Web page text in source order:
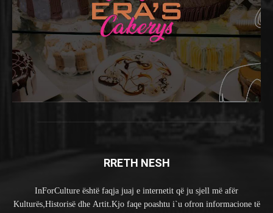
RRETH NESH
InForCulture është faqja juaj e internetit që ju sjell më afër
Kulturës,Historisë dhe Artit.Kjo faqe poashtu i`u ofron informacione të